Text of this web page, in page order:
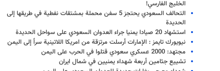
الخليج الفارسي!
التحالف السعودي يحتجز 5 سفن محملة بمشتقات نفطية في طريقها إلى
الحديدة
استشهاد 20 صيادا يمنيا جراء العدوان السعودي على سواحل الحديدة
نيويورك تايمز : الإمارات أرسلت مرتزقة من امريكا اللاتينية سراً إلى اليمن
مجتهد: 2000 عسكري سعودي قتلوا في الحرب على اليمن
تشييع جثامين أربعة شهداء يمنيين في شمال ايران